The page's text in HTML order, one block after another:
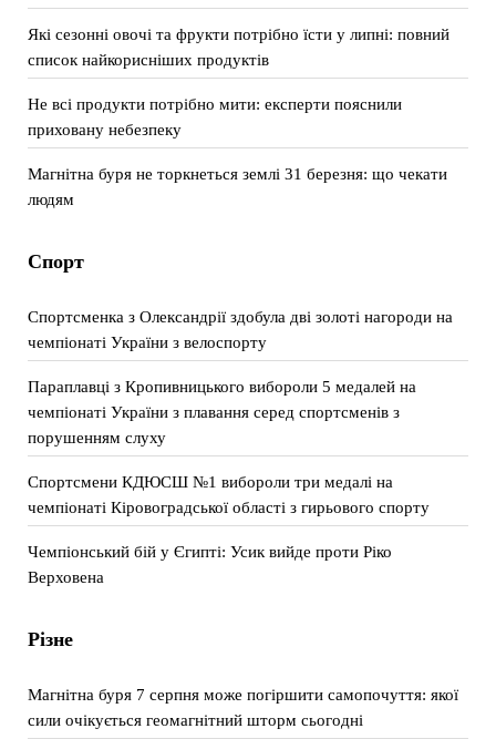
Які сезонні овочі та фрукти потрібно їсти у липні: повний
список найкорисніших продуктів
Не всі продукти потрібно мити: експерти пояснили
приховану небезпеку
Магнітна буря не торкнеться землі 31 березня: що чекати
людям
Спорт
Спортсменка з Олександрії здобула дві золоті нагороди на
чемпіонаті України з велоспорту
Параплавці з Кропивницького вибороли 5 медалей на
чемпіонаті України з плавання серед спортсменів з
порушенням слуху
Спортсмени КДЮСШ №1 вибороли три медалі на
чемпіонаті Кіровоградської області з гирьового спорту
Чемпіонський бій у Єгипті: Усик вийде проти Ріко
Верховена
Різне
Магнітна буря 7 серпня може погіршити самопочуття: якої
сили очікується геомагнітний шторм сьогодні